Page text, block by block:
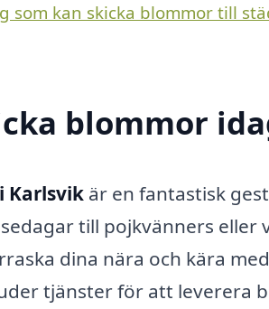
som kan skicka blommor till
blommor
Karlsvik är en fantastisk
till pojkvänners
dina nära och kära
tjänster för att leverera